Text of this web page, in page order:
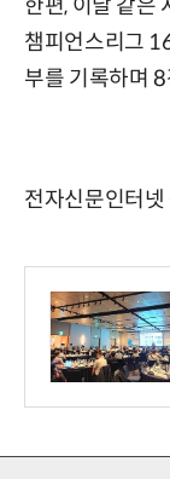
한편, 이날 같은
챔피언스리그
부를 기록하며
전자신문인터